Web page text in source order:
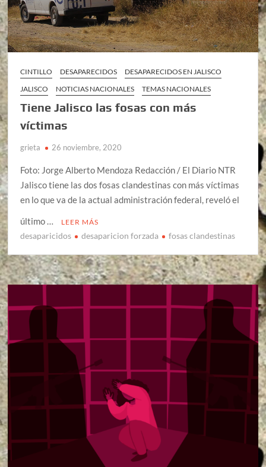
CINTILLO DESAPARECIDOS
DESAPARECIDOS EN JALISCO
JALISCO
NOTICIAS NACIONALES TEMAS NACIONALES
Tiene Jalisco las fosas con más
víctimas
grieta 26 noviembre, 2020
Foto: Jorge Alberto Mendoza Redacción / El Diario NTR
Jalisco tiene las dos fosas clandestinas con más víctimas
en lo que va de la actual administración federal, reveló el
último …
LEER MÁS
desaparicidos desaparicion forzada fosas clandestinas